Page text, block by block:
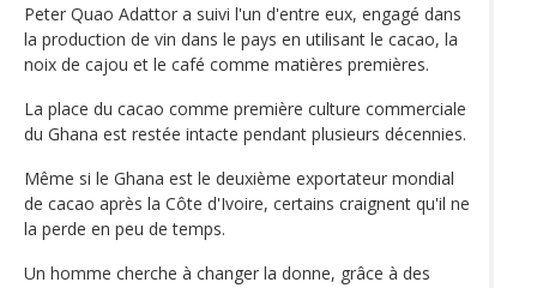
Peter Quao Adattor a suivi l'un d'entre eux, engagé dans
la production de vin dans le pays en utilisant le cacao, la
noix de cajou et le café comme matières premières.
La place du cacao comme première culture commerciale
du Ghana est restée intacte pendant plusieurs décennies.
Même si le Ghana est le deuxième exportateur mondial
de cacao après la Côte d'Ivoire, certains craignent qu'il ne
la perde en peu de temps.
Un homme cherche à changer la donne, grâce à des